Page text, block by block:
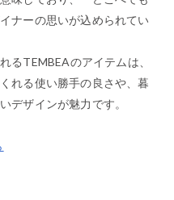
ナーの思いが込められてい
るTEMBEAのアイテムは、
れる使い勝手の良さや、暮
デザインが魅力です。